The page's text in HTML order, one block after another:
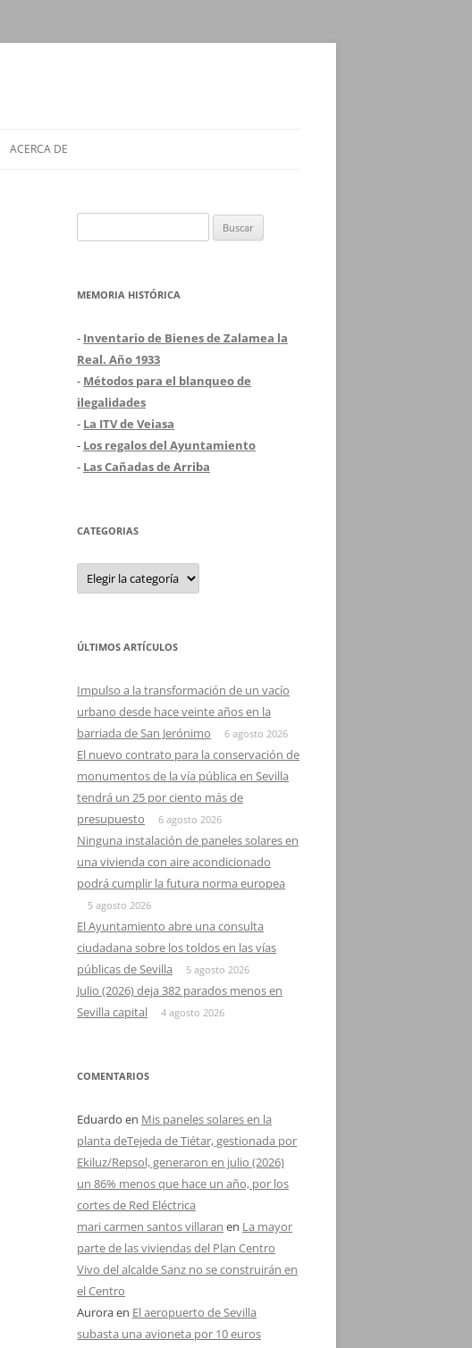
ACERCA DE
MEMORIA HISTÓRICA
- Inventario de Bienes de Zalamea la
Real. Año 1933
- Métodos para el blanqueo de
ilegalidades
- La ITV de Veiasa
- Los regalos del Ayuntamiento
- Las Cañadas de Arriba
CATEGORIAS
Categorias
ÚLTIMOS ARTÍCULOS
Impulso a la transformación de un vacío
urbano desde hace veinte años en la
barriada de San Jerónimo
6 agosto 2026
El nuevo contrato para la conservación de
monumentos de la vía pública en Sevilla
tendrá un 25 por ciento más de
presupuesto
6 agosto 2026
Ninguna instalación de paneles solares en
una vivienda con aire acondicionado
podrá cumplir la futura norma europea
5 agosto 2026
El Ayuntamiento abre una consulta
ciudadana sobre los toldos en las vías
públicas de Sevilla
5 agosto 2026
Julio (2026) deja 382 parados menos en
Sevilla capital
4 agosto 2026
COMENTARIOS
Eduardo en Mis paneles solares en la
planta deTejeda de Tiétar, gestionada por
Ekiluz/Repsol, generaron en julio (2026)
un 86% menos que hace un año, por los
cortes de Red Eléctrica
mari carmen santos villaran en La mayor
parte de las viviendas del Plan Centro
Vivo del alcalde Sanz no se construirán en
el Centro
Auroraen El aeropuerto de Sevilla
subasta una avioneta por 10 euros